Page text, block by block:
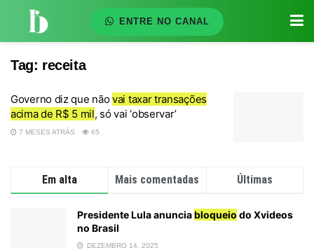
ENTRE NO CANAL
Tag: receita
Governo diz que nãovai taxar transações
acima de R$ 5 mil, só vai ‘observar’
7 MESES ATRÁS 65
Em alta Mais comentadas Últimas
Presidente Lula anunciabloqueio do Xvideos
no Brasil
DEZEMBRO 14, 2025